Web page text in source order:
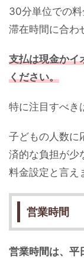
30分単位での
滞在時間に合わ
支払は現金かイ
ください。
特に注目すべき
子どもの人数に
済的な負担が少
料金設定と言え
営業時間
営業時間は、平